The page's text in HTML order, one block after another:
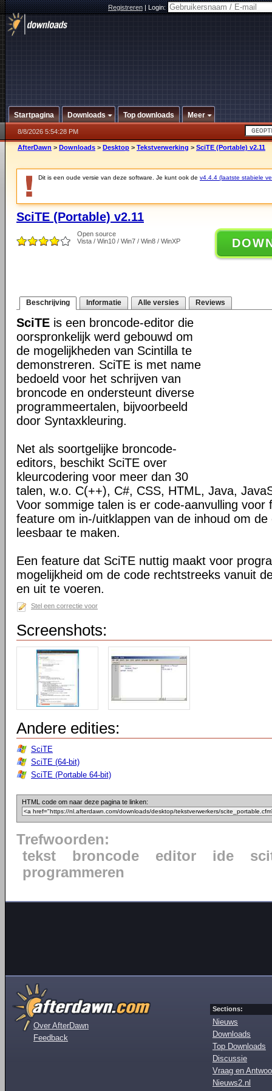
Registreren|Login:
Startpagina Downloads Top downloads Meer
8/8/2026 5:54:28 PM
AfterDawn > Downloads > Desktop > Tekstverwerking > SciTE (Portable) v2.11
Dit is een oude versie van deze software. Je kunt ook de v4.4.4 (laatste stabiele
SciTE (Portable) v2.11
Open source
Vista / Win10 / Win7 / Win8 / WinXP
Beschrijving Informatie Alle versies Reviews
SciTE is een broncode-editor die
oorspronkelijk werd gebouwd om
de mogelijkheden van Scintilla te
demonstreren. SciTE is met name
bedoeld voor het schrijven van
broncode en ondersteunt diverse
programmeertalen, bijvoorbeeld
door Syntaxkleuring.
Net als soortgelijke broncode-
editors, beschikt SciTE over
kleurcodering voor meer dan 30
talen, w.o. C(++), C#, CSS, HTML, Java,
Voor sommige talen is er code-aanvulling voor
feature om in-/uitklappen van de inhoud om de
leesbaar te maken.
Een feature dat SciTE nuttig maakt voor
mogelijkheid om de code rechtstreeks vanuit
en uit te voeren.
Stel een correctie voor
Screenshots:
Andere edities:
SciTE
SciTE (64-bit)
SciTE (Portable 64-bit)
HTML code om naar deze pagina te linken:
Trefwoorden:
tekst
broncode editor ide
programmeren
Over AfterDawn
Feedback
Sections:
Nieuws
Downloads
Top Downloads
Discussie
Vraag en
Nieuws2.nl